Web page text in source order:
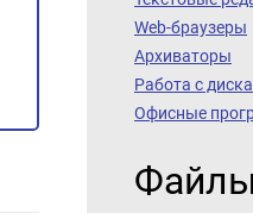
Web-браузеры
Архиваторы
Работа с
Офисные
Файлы